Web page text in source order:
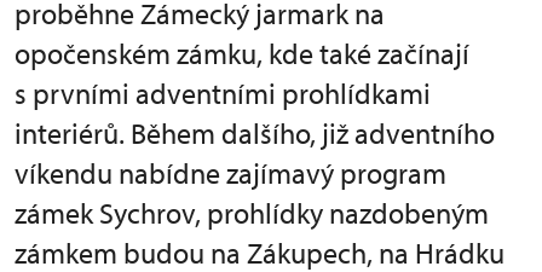
proběhne Zámecký jarmark na
opočenském zámku, kde také začínají
s prvními adventními prohlídkami
interiérů. Během dalšího, již adventního
víkendu nabídne zajímavý program
zámek Sychrov, prohlídky nazdobeným
zámkem budou na Zákupech, na Hrádku